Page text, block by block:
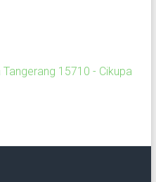
15710 - Cikupa